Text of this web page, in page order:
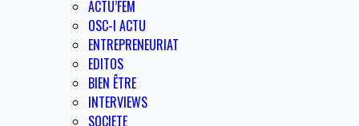
ACTU’FEM
OSC-I ACTU
ENTREPRENEURIAT
EDITOS
BIEN ÊTRE
INTERVIEWS
SOCIETE